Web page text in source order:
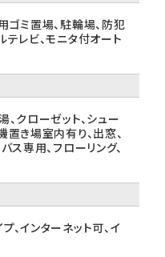
ゴミ置場、駐輪場、防犯
テレビ、モニタ付オート
、クローゼット、シュー
置き場室内有り、出窓、
ス専用、フローリング、
、インターネット可、イ